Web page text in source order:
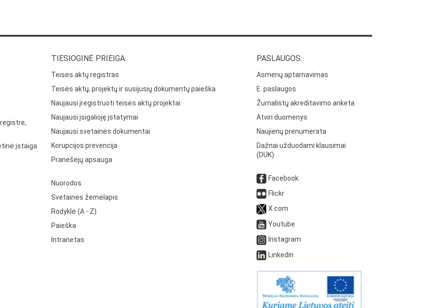
įstaiga
TIESIOGINĖ PRIEIGA:
Teisės aktų registras
Teisės aktų, projektų ir susijusių dokumentų paieška
Naujausi įregistruoti teisės aktų projektai
Naujausi įsigalioję įstatymai
Naujausi svetainės dokumentai
Korupcijos prevencija
Pranešėjų apsauga
Nuorodos
Svetainės žemėlapis
Rodyklė (A - Z)
Paieška
Intranetas
PASLAUGOS:
Asmenų aptarnavimas
E. paslaugos
Žurnalistų akreditavimo anketa
Atviri duomenys
Naujienų prenumerata
Dažnai užduodami klausimai
(DUK)
Facebook
Flickr
X.com
Youtube
Instagram
Linkedin